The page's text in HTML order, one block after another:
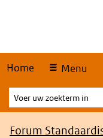
Home Menu
Voer
uw
zoekterm
Kruimelpad
Forum